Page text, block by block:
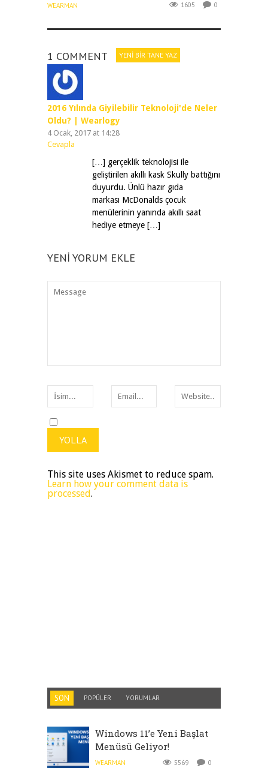
WEARMAN 1605 0
1 COMMENT YENI BIR TANE YAZ
2016 Yılında Giyilebilir Teknoloji'de Neler
Oldu? | Wearlogy
4 Ocak, 2017 at 14:28
Cevapla
[…] gerçeklik teknolojisi ile
geliştirilen akıllı kask Skully battığını
duyurdu. Ünlü hazır gıda
markası McDonalds çocuk
menülerinin yanında akıllı saat
hediye etmeye […]
YENI YORUM EKLE
This site uses Akismet to reduce spam.
Learn how your comment data is
processed.
SON POPÜLER YORUMLAR
Windows 11’e Yeni Başlat
Menüsü Geliyor!
WEARMAN 5569 0